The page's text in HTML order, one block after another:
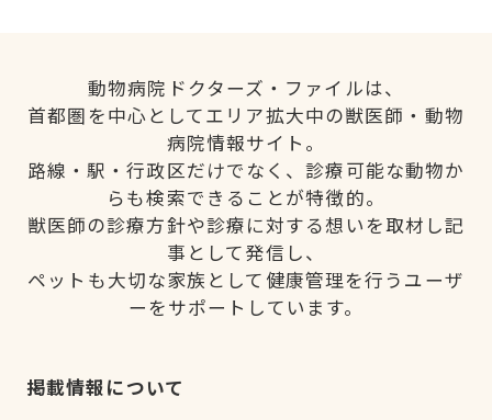
動物病院ドクターズ・ファイルは、
首都圏を中心としてエリア拡大中の獣医師・動物
病院情報サイト。
路線・駅・行政区だけでなく、診療可能な動物か
らも検索できることが特徴的。
獣医師の診療方針や診療に対する想いを取材し記
事として発信し、
ペットも大切な家族として健康管理を行うユーザ
ーをサポートしています。
掲載情報について